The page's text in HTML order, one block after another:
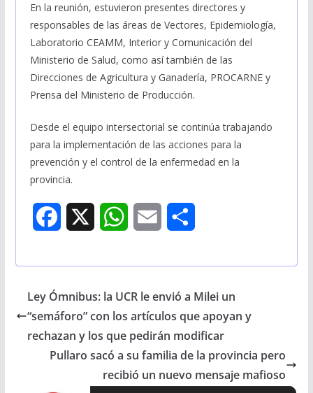
En la reunión, estuvieron presentes directores y
responsables de las áreas de Vectores, Epidemiología,
Laboratorio CEAMM, Interior y Comunicación del
Ministerio de Salud, como así también de las
Direcciones de Agricultura y Ganadería, PROCARNE y
Prensa del Ministerio de Producción.
Desde el equipo intersectorial se continúa trabajando
para la implementación de las acciones para la
prevención y el control de la enfermedad en la
provincia.
e
o
W
t
A
p
i
l
r
e
Ley Ómnibus: la UCR le envió a Milei un
“semáforo” con los artículos que apoyan y
rechazan y los que pedirán modificar
Pullaro sacó a su familia de la provincia pero
recibió un nuevo mensaje mafioso